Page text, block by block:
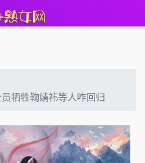
牺牲鞠婧祎等人咋回归